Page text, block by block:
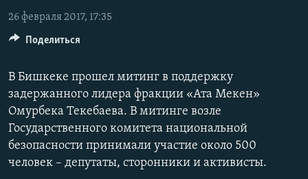
Вернутся
навигации
поиску
КЫРГЫЗСТАН
УЗБЕКИСТАН
ВОЙНА В УКРАИНЕ
НА ДРУГИХ ЯЗЫКАХ
КЫРГЫЗЧА
ЎЗБЕКЧА
ТОҶИКӢ
TÜRKMENÇE
ПОДПИШИТЕСЬ НА НАС В СОЦСЕТЯХ
Все сайты РСЕ/РС
26 февраля 2017, 17:35
В Бишкеке прошел митинг в поддержку
задержанного лидера фракции «Ата Мекен»
Омурбека Текебаева. В митинге возле
Государственного комитета национальной
безопасности принимали участие около 500
человек – депутаты, сторонники и активисты.
Поделиться